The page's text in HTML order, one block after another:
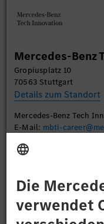
des Service
Mercedes-Benz
Gropiusplatz 10
70563 Stuttgart
Details zum Standort
Mercedes-Benz Tech
E-Mail: mbti-